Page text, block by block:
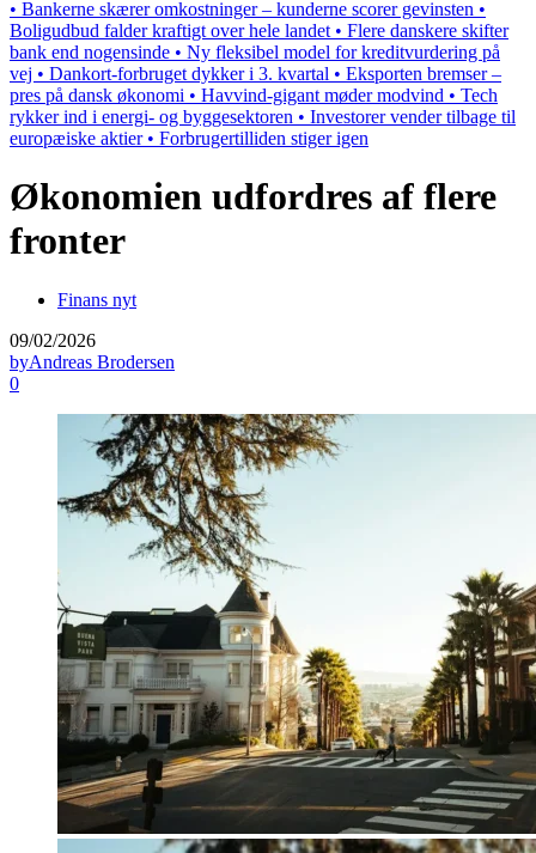
• Bankerne skærer omkostninger – kunderne scorer gevinsten •
Boligudbud falder kraftigt over hele landet • Flere danskere skifter
bank end nogensinde • Ny fleksibel model for kreditvurdering på
vej • Dankort-forbruget dykker i 3. kvartal • Eksporten bremser –
pres på dansk økonomi • Havvind-gigant møder modvind • Tech
rykker ind i energi- og byggesektoren • Investorer vender tilbage til
europæiske aktier • Forbrugertilliden stiger igen
Økonomien udfordres af flere
fronter
Finans nyt
09/02/2026
byAndreas Brodersen
0